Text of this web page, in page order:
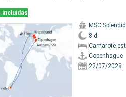
incluidas
MSC
8 d
Camarote
Copenhague
22/07/2028